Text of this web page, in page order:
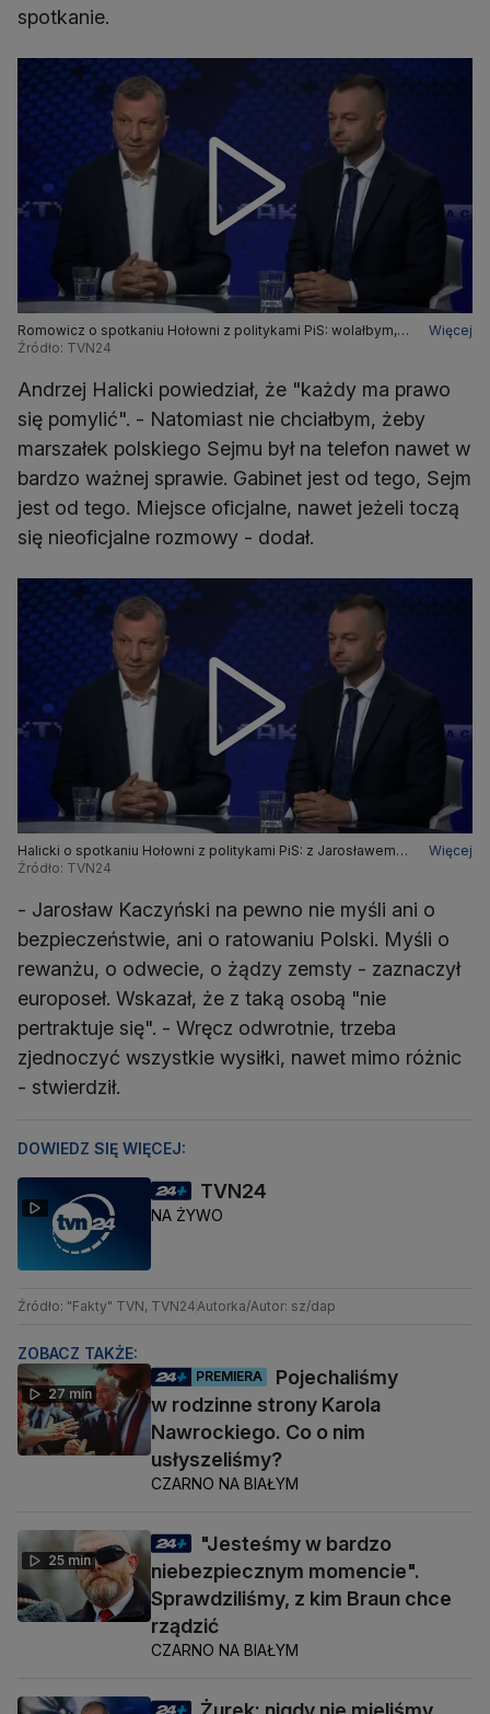
spotkanie.
Romowicz o spotkaniu Hołowni z politykami PiS: wolałbym,
żeby spotkał się w Sejmie
Więcej
Źródło: TVN24
Andrzej Halicki powiedział, że "każdy ma prawo
się pomylić". - Natomiast nie chciałbym, żeby
marszałek polskiego Sejmu był na telefon nawet w
bardzo ważnej sprawie. Gabinet jest od tego, Sejm
jest od tego. Miejsce oficjalne, nawet jeżeli toczą
się nieoficjalne rozmowy - dodał.
Halicki o spotkaniu Hołowni z politykami PiS: z Jarosławem
Kaczyńskim się nie negocjuje
Więcej
Źródło: TVN24
- Jarosław Kaczyński na pewno nie myśli ani o
bezpieczeństwie, ani o ratowaniu Polski. Myśli o
rewanżu, o odwecie, o żądzy zemsty - zaznaczył
europoseł. Wskazał, że z taką osobą "nie
pertraktuje się". - Wręcz odwrotnie, trzeba
zjednoczyć wszystkie wysiłki, nawet mimo różnic
- stwierdził.
DOWIEDZ SIĘ WIĘCEJ:
TVN24
NA ŻYWO
Źródło: "Fakty" TVN, TVN24 Autorka/Autor: sz/dap
ZOBACZ TAKŻE:
27 min
PREMIERA
Pojechaliśmy
w rodzinne strony Karola
Nawrockiego. Co o nim
usłyszeliśmy?
CZARNO NA BIAŁYM
25 min
"Jesteśmy w bardzo
niebezpiecznym momencie".
Sprawdziliśmy, z kim Braun chce
rządzić
CZARNO NA BIAŁYM